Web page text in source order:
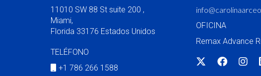
11010 SW 88 St suite 200 ,
Miami,
Florida 33176 Estados Unidos
TELÉFONO
+1 786 266 1588
OFICINA
Remax Advance